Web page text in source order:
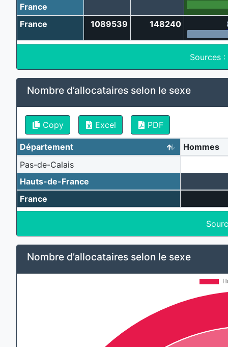
France
France 1089539 148240
Sources :
Nombre d’allocataires selon le sexe
Copy Excel PDF
Département
Hommes
Pas-de-Calais
Hauts-de-France
France
Nombre d’allocataires selon le sexe